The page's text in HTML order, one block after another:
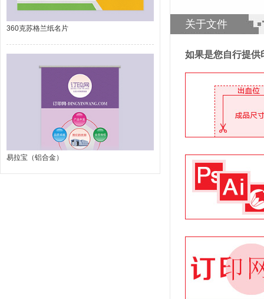
360克苏格兰纸名片
易拉宝（铝合金）
关于文件
如果是您自行提供